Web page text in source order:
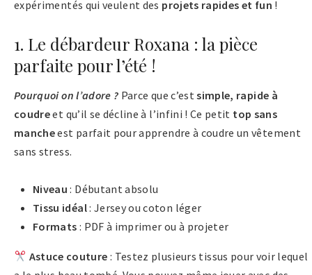
expérimentés qui veulent des projets rapides et fun !
1. Le débardeur Roxana : la pièce
parfaite pour l’été !
Pourquoi on l’adore ? Parce que c’estsimple, rapide à
coudreet qu’il se décline à l’infini ! Ce petit top sans
mancheest parfait pour apprendre à coudre un vêtement
sans stress​.
Niveau : Débutant absolu
Tissu idéal: Jersey ou coton léger
Formats : PDF à imprimer ou à projeter
Astuce couture : Testez plusieurs tissus pour voir lequel